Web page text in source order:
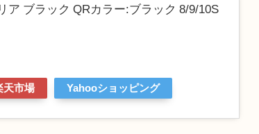
ア ブラック QRカラー:ブラック 8/9/10S
天市場 Yahooショッピング